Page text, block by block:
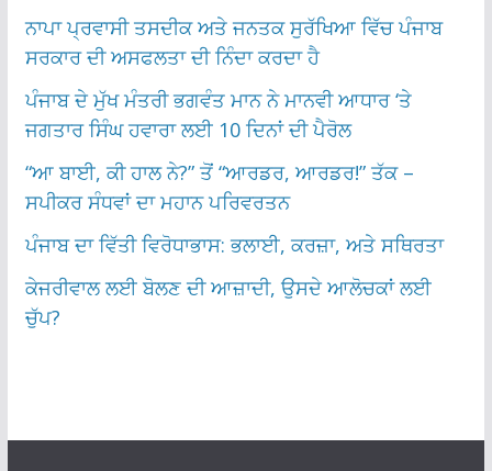
ਨਾਪਾ ਪ੍ਰਵਾਸੀ ਤਸਦੀਕ ਅਤੇ ਜਨਤਕ ਸੁਰੱਖਿਆ ਵਿੱਚ ਪੰਜਾਬ
ਸਰਕਾਰ ਦੀ ਅਸਫਲਤਾ ਦੀ ਨਿੰਦਾ ਕਰਦਾ ਹੈ
ਪੰਜਾਬ ਦੇ ਮੁੱਖ ਮੰਤਰੀ ਭਗਵੰਤ ਮਾਨ ਨੇ ਮਾਨਵੀ ਆਧਾਰ ‘ਤੇ
ਜਗਤਾਰ ਸਿੰਘ ਹਵਾਰਾ ਲਈ 10 ਦਿਨਾਂ ਦੀ ਪੈਰੋਲ
“ਆ ਬਾਈ, ਕੀ ਹਾਲ ਨੇ?” ਤੋਂ “ਆਰਡਰ, ਆਰਡਰ!” ਤੱਕ –
ਸਪੀਕਰ ਸੰਧਵਾਂ ਦਾ ਮਹਾਨ ਪਰਿਵਰਤਨ
ਪੰਜਾਬ ਦਾ ਵਿੱਤੀ ਵਿਰੋਧਾਭਾਸ: ਭਲਾਈ, ਕਰਜ਼ਾ, ਅਤੇ ਸਥਿਰਤਾ
ਕੇਜਰੀਵਾਲ ਲਈ ਬੋਲਣ ਦੀ ਆਜ਼ਾਦੀ, ਉਸਦੇ ਆਲੋਚਕਾਂ ਲਈ
ਚੁੱਪ?